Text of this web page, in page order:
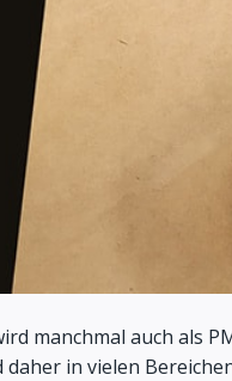
manchmal auch als
daher in vielen